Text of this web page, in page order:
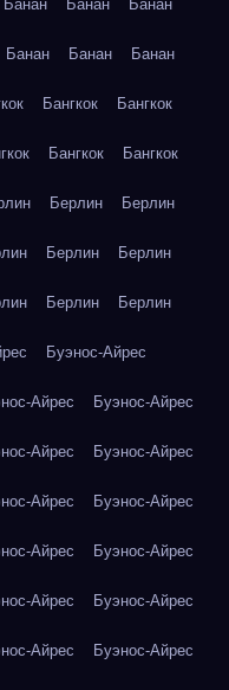
Банан Банан Банан
Банан Банан Банан
Бангкок Бангкок
Бангкок Бангкок
Берлин Берлин
Берлин Берлин
Берлин Берлин
Буэнос-Айрес
Айрес Буэнос-Айрес
Айрес Буэнос-Айрес
Айрес Буэнос-Айрес
Айрес Буэнос-Айрес
Айрес Буэнос-Айрес
Айрес Буэнос-Айрес